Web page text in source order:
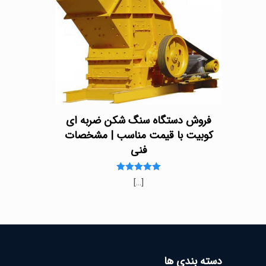
فروش دستگاه سنگ شکن ضربه ای
کوبیت با قیمت مناسب | مشخصات
فنی
Rated
5.00
[…]
دسته بندی ها